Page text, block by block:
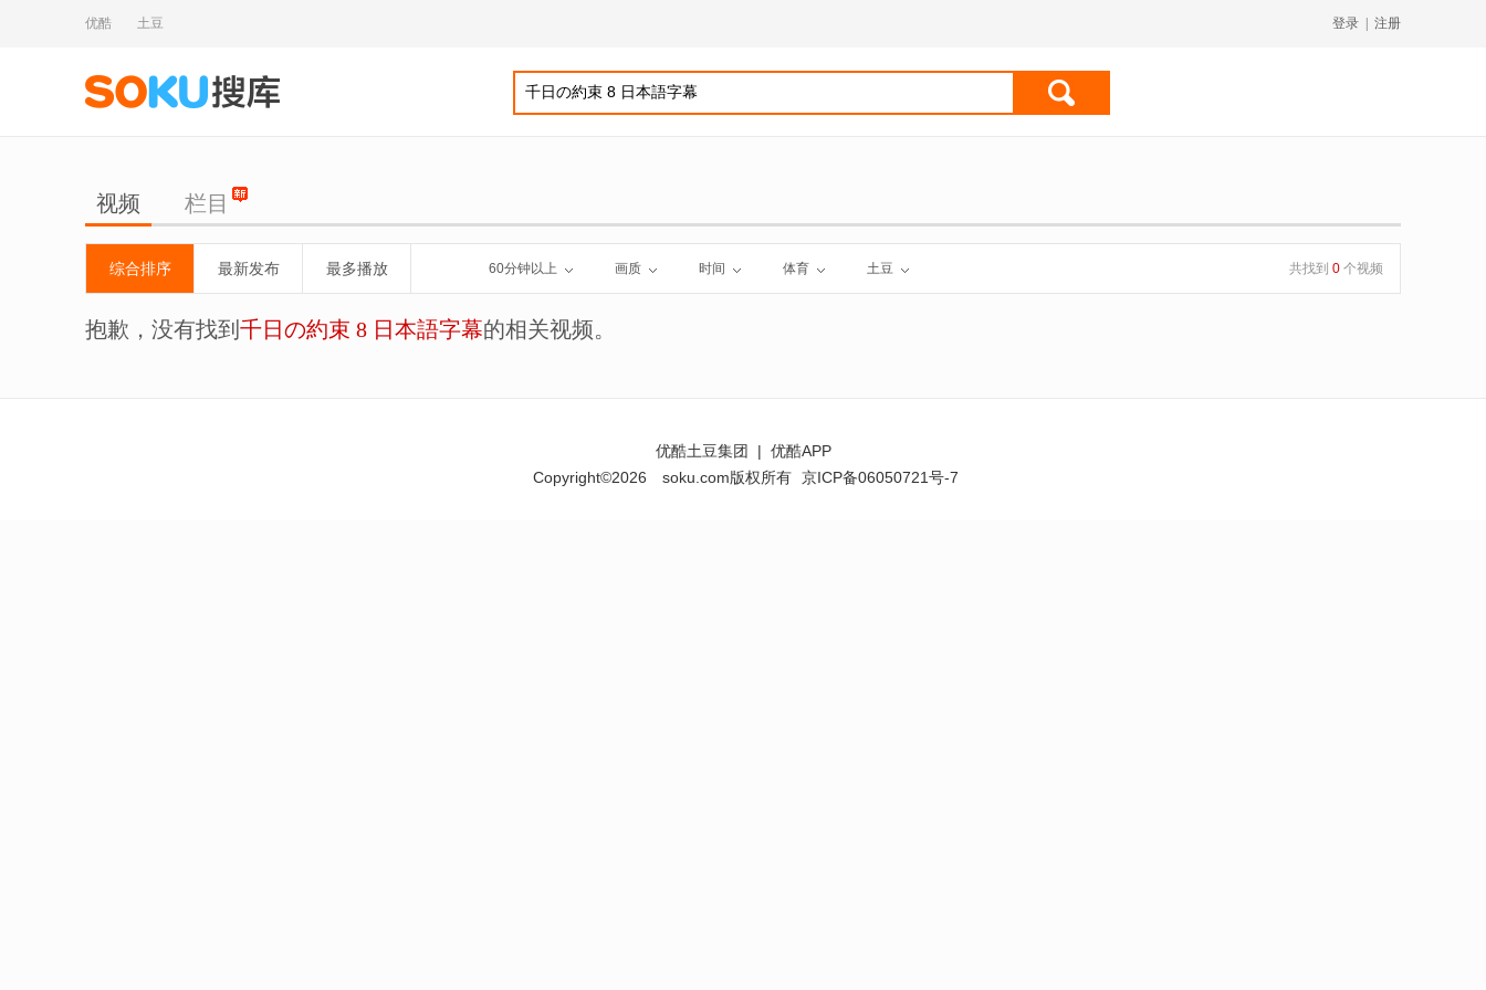
优酷 土豆 登录 注册
视频 栏目
综合排序 最新发布 最多播放 60分钟以上 画质 时间 体育 土豆 共找到 0 个视频
抱歉，没有找到 千日の約束 8 日本語字幕的相关视频。
优酷土豆集团 | 优酷APP
Copyright©2026
soku.com版权所有 京ICP备06050721号-7